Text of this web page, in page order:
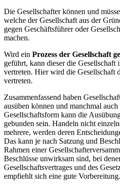
Die Gesellschafter können und
welche der Gesellschaft aus der
gegen Geschäftsführer oder
machen.
Wird ein Prozess der Gesellschaft
geführt, kann dieser die Gesellschaft
vertreten. Hier wird die Gesellschaft
vertreten.
Zusammenfassend haben
ausüben können und manchmal auch
Gesellschaftsform kann die
gebunden sein. Handeln nicht
mehrere, werden deren
Das kann je nach Satzung und
Rahmen einer
Beschlüsse unwirksam sind, bei
Gesellschaftsvertrages und des
empfiehlt sich eine gute Vorbereitung.